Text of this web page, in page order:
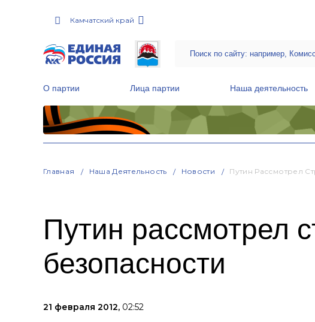
Камчатский край
О партии Лица партии Наша деятельность
Главная Наша Деятельность Новости Путин Рассмотрел
Путин рассмотрел
безопасности
21 февраля 2012, 02:52